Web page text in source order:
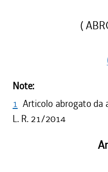
(
Note:
1 Articolo abrogato da
L. R. 21/2014